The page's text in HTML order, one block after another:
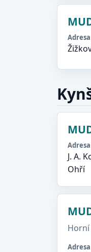
Adresa
Adresa
J. A.
Ohří
Horní
Adresa